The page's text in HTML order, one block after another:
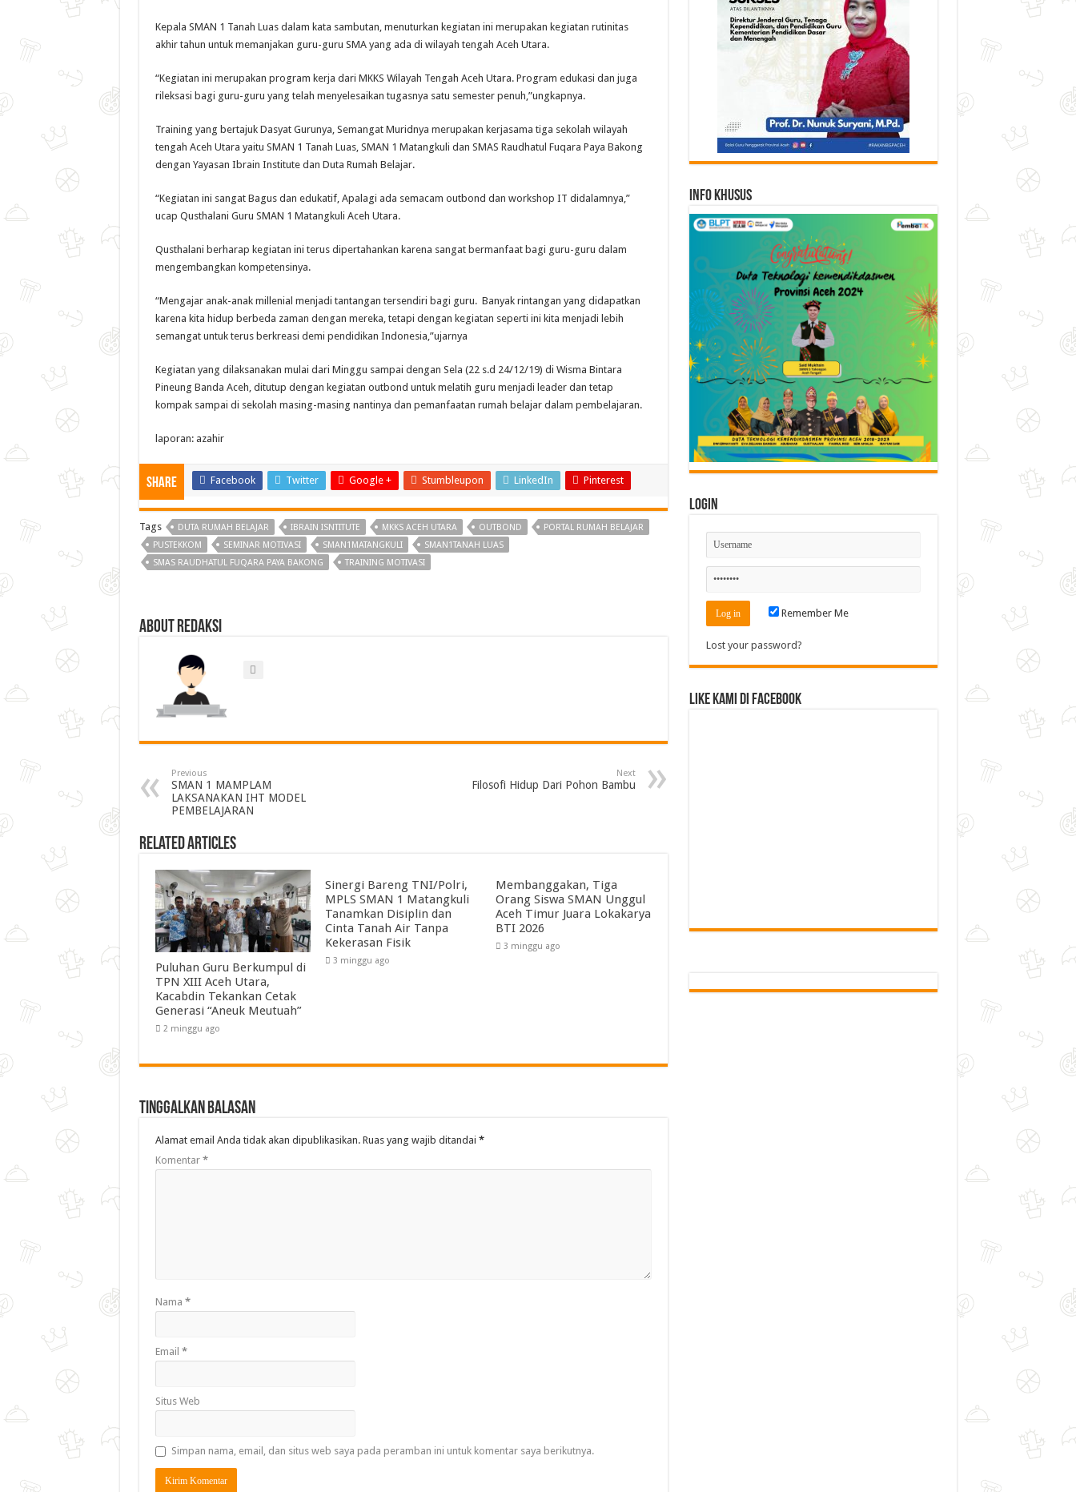
Kepala SMAN 1 Tanah Luas dalam kata sambutan, menuturkan kegiatan ini merupakan kegiatan rutinitas
akhir tahun untuk memanjakan guru-guru SMA yang ada di wilayah tengah Aceh Utara.
“Kegiatan ini merupakan program kerja dari MKKS Wilayah Tengah Aceh Utara. Program edukasi dan juga
rileksasi bagi guru-guru yang telah menyelesaikan tugasnya satu semester penuh,”ungkapnya.
Training yang bertajuk Dasyat Gurunya, Semangat Muridnya merupakan kerjasama tiga sekolah wilayah
tengah Aceh Utara yaitu SMAN 1 Tanah Luas, SMAN 1 Matangkuli dan SMAS Raudhatul Fuqara Paya Bakong
dengan Yayasan Ibrain Institute dan Duta Rumah Belajar.
“Kegiatan ini sangat Bagus dan edukatif, Apalagi ada semacam outbond dan workshop IT didalamnya,”
ucap Qusthalani Guru SMAN 1 Matangkuli Aceh Utara.
Qusthalani berharap kegiatan ini terus dipertahankan karena sangat bermanfaat bagi guru-guru dalam
mengembangkan kompetensinya.
“Mengajar anak-anak millenial menjadi tantangan tersendiri bagi guru. Banyak rintangan yang didapatkan
karena kita hidup berbeda zaman dengan mereka, tetapi dengan kegiatan seperti ini kita menjadi lebih
semangat untuk terus berkreasi demi pendidikan Indonesia,”ujarnya
Kegiatan yang dilaksanakan mulai dari Minggu sampai dengan Sela (22 s.d 24/12/19) di Wisma Bintara
Pineung Banda Aceh, ditutup dengan kegiatan outbond untuk melatih guru menjadi leader dan tetap
kompak sampai di sekolah masing-masing nantinya dan pemanfaatan rumah belajar dalam pembelajaran.
laporan: azahir
Share Facebook Twitter Google + Stumbleupon LinkedIn Pinterest
Tags DUTA RUMAH BELAJAR IBRAIN ISNTITUTE MKKS ACEH UTARA OUTBOND
PORTAL RUMAH BELAJAR
PUSTEKKOM
SEMINAR MOTIVASI SMAN1MATANGKULI
SMAN1TANAH LUAS
SMAS RAUDHATUL FUQARA PAYA BAKONG
TRAINING MOTIVASI
About Redaksi
Previous
SMAN 1 MAMPLAM
LAKSANAKAN IHT MODEL
PEMBELAJARAN
Next
Filosofi Hidup Dari Pohon Bambu
Related Articles
Puluhan Guru Berkumpul di
TPN XIII Aceh Utara,
Kacabdin Tekankan Cetak
Generasi “Aneuk Meutuah”
2 minggu ago
Sinergi Bareng TNI/Polri,
MPLS SMAN 1 Matangkuli
Tanamkan Disiplin dan
Cinta Tanah Air Tanpa
Kekerasan Fisik
3 minggu ago
Membanggakan, Tiga
Orang Siswa SMAN Unggul
Aceh Timur Juara Lokakarya
BTI 2026
3 minggu ago
Tinggalkan Balasan
Alamat email Anda tidak akan dipublikasikan. Ruas yang wajib ditandai *
Komentar *
Nama *
Email *
Situs Web
Simpan nama, email, dan situs web saya pada peramban ini untuk komentar saya berikutnya.
Info Khusus
Login
Remember Me
Lost your password?
Like Kami di Facebook